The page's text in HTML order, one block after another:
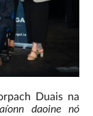
Duais na
daoine nó